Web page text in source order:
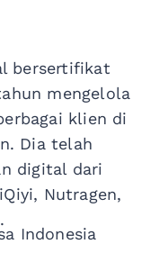
bersertifikat
mengelola
klien di
Dia telah
digital dari
Nutragen,
Indonesia